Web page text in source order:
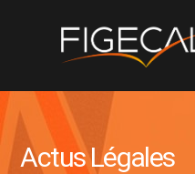
Actus Légales